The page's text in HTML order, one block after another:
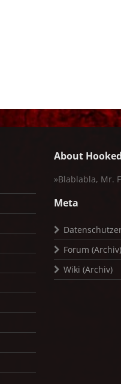
About Hooked
»Blablabla, Mr.
Meta
Forum (Archiv)
Wiki (Archiv)